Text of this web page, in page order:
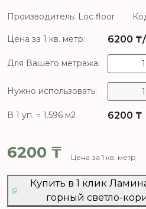
Производитель: Loc floor
Цена за 1 кв. метр: 6200
Для Вашего метража:
Нужно использовать:
В 1 уп. = 1.596 м2 6200 ₸
6200 ₸ Цена за 1 кв. метр
Купить в 1 клик
горный светло-